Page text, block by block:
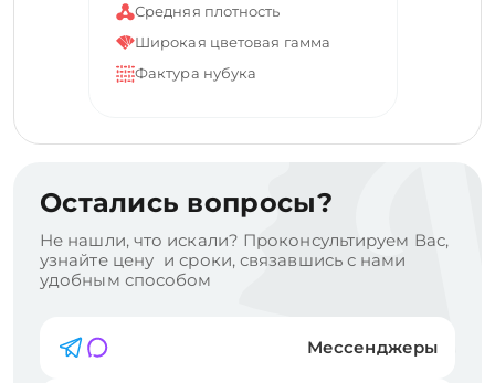
Средняя плотность
Широкая цветовая гамма
Фактура нубука
Остались вопросы?
Не нашли, что искали? Проконсультируем Вас,
узнайте цену и сроки, связавшись с нами
удобным способом
Мессенджеры